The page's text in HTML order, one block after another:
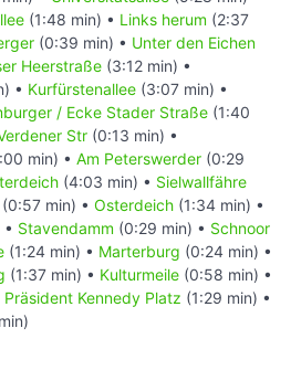
(1:48 min) • Links herum (2:37
(0:39 min) • Unter den Eichen
Heerstraße (3:12 min) •
• Kurfürstenallee (3:07 min) •
/ Ecke Stader Straße (1:40
Str (0:13 min) •
min) • Am Peterswerder (0:29
(4:03 min) • Sielwallfähre
(0:57 min) • Osterdeich (1:34 min) •
Stavendamm (0:29 min) • Schnoor
(1:24 min) • Marterburg (0:24 min) •
(1:37 min) • Kulturmeile (0:58 min) •
Präsident Kennedy Platz (1:29 min) •